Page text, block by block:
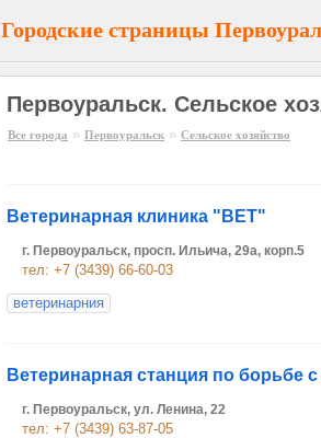
Городские страницы
Первоуральск. Сельское
Все города » Первоуральск » Сельское хозяйство
Ветеринарная клиника "ВЕТ"
г. Первоуральск, просп. Ильича, 29a, корп.5
тел: +7 (3439) 66-60-03
ветеринарния
Ветеринарная станция по борьбе
г. Первоуральск, ул. Ленина, 22
тел: +7 (3439) 63-87-05